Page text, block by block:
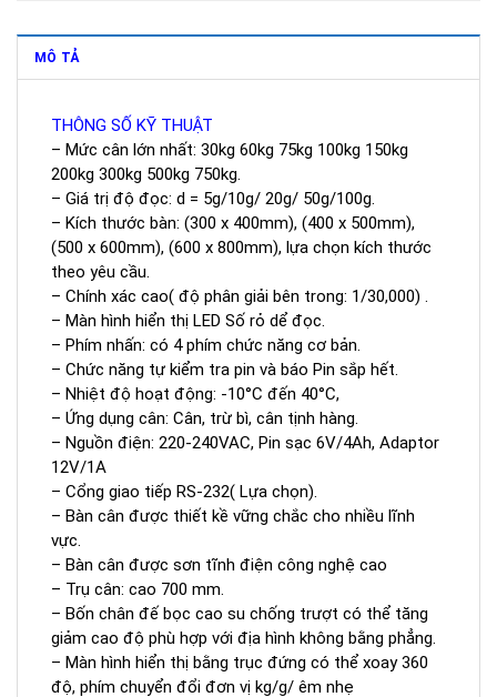
MÔ TẢ
THÔNG SỐ KỸ THUẬT
– Mức cân lớn nhất: 30kg 60kg 75kg 100kg 150kg
200kg 300kg 500kg 750kg.
– Giá trị độ đọc: d = 5g/10g/ 20g/ 50g/100g.
– Kích thước bàn: (300 x 400mm), (400 x 500mm),
(500 x 600mm), (600 x 800mm), lựa chọn kích thước
theo yêu cầu.
– Chính xác cao( độ phân giải bên trong: 1/30,000) .
– Màn hình hiển thị LED Số rỏ dể đọc.
– Phím nhấn: có 4 phím chức năng cơ bản.
– Chức năng tự kiểm tra pin và báo Pin sắp hết.
– Nhiệt độ hoạt động: -10°C đến 40°C,
– Ứng dụng cân: Cân, trừ bì, cân tịnh hàng.
– Nguồn điện: 220-240VAC, Pin sạc 6V/4Ah, Adaptor
12V/1A
– Cổng giao tiếp RS-232( Lựa chọn).
– Bàn cân được thiết kề vững chắc cho nhiều lĩnh
vực.
– Bàn cân được sơn tĩnh điện công nghệ cao
– Trụ cân: cao 700 mm.
– Bốn chân đế bọc cao su chống trượt có thể tăng
giảm cao độ phù hợp với địa hình không bằng phẳng.
– Màn hình hiển thị bằng trục đứng có thể xoay 360
độ, phím chuyển đổi đơn vị kg/g/ êm nhẹ